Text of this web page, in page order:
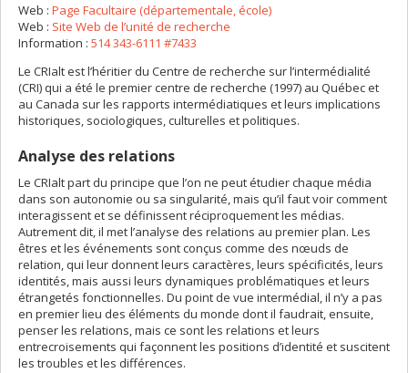
Web : Page Facultaire (départementale, école)
Web : Site Web de l’unité de recherche
Information : 514 343-6111 #7433
Le CRIalt est l’héritier du Centre de recherche sur l’intermédialité
(CRI) qui a été le premier centre de recherche (1997) au Québec et
au Canada sur les rapports intermédiatiques et leurs implications
historiques, sociologiques, culturelles et politiques.
Analyse des relations
Le CRIalt part du principe que l’on ne peut étudier chaque média
dans son autonomie ou sa singularité, mais qu’il faut voir comment
interagissent et se définissent réciproquement les médias.
Autrement dit, il met l’analyse des relations au premier plan. Les
êtres et les événements sont conçus comme des nœuds de
relation, qui leur donnent leurs caractères, leurs spécificités, leurs
identités, mais aussi leurs dynamiques problématiques et leurs
étrangetés fonctionnelles. Du point de vue intermédial, il n’y a pas
en premier lieu des éléments du monde dont il faudrait, ensuite,
penser les relations, mais ce sont les relations et leurs
entrecroisements qui façonnent les positions d’identité et suscitent
les troubles et les différences.